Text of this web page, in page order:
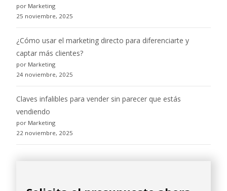
por Marketing
25 noviembre, 2025
¿Cómo usar el marketing directo para diferenciarte y
captar más clientes?
por Marketing
24 noviembre, 2025
Claves infalibles para vender sin parecer que estás
vendiendo
por Marketing
22 noviembre, 2025